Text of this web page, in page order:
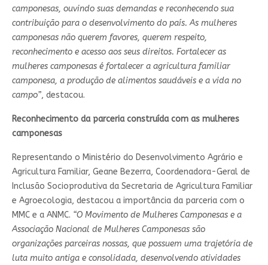
camponesas, ouvindo suas demandas e reconhecendo sua
contribuição para o desenvolvimento do país. As mulheres
camponesas não querem favores, querem respeito,
reconhecimento e acesso aos seus direitos. Fortalecer as
mulheres camponesas é fortalecer a agricultura familiar
camponesa, a produção de alimentos saudáveis e a vida no
campo”, destacou.
Reconhecimento da parceria construída com as mulheres
camponesas
Representando o Ministério do Desenvolvimento Agrário e
Agricultura Familiar, Geane Bezerra, Coordenadora-Geral de
Inclusão Socioprodutiva da Secretaria de Agricultura Familiar
e Agroecologia, destacou a importância da parceria com o
MMC e a ANMC. “O Movimento de Mulheres Camponesas e a
Associação Nacional de Mulheres Camponesas são
organizações parceiras nossas, que possuem uma trajetória de
luta muito antiga e consolidada, desenvolvendo atividades